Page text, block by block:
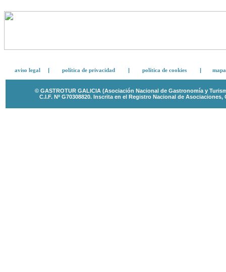
aviso legal | política de privacidad | política de cookies |
© GASTROTUR GALICIA (Asociación Nacional de Gastronomía y
C.I.F. Nº G70308820. Inscrita en el Registro Nacional de Asociaciones,